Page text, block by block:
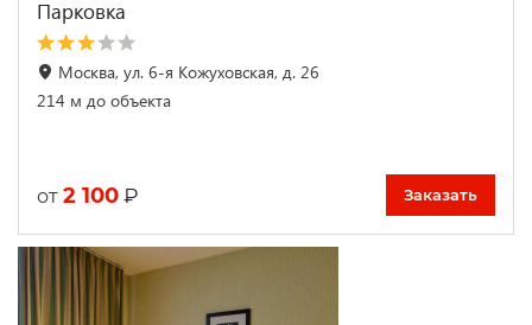
Парковка
Москва, ул. 6-я Кожуховская, д. 26
214 м до объекта
от 2 100 ₽ Заказать